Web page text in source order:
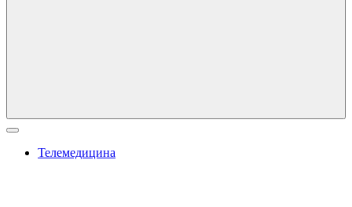
Телемедицина